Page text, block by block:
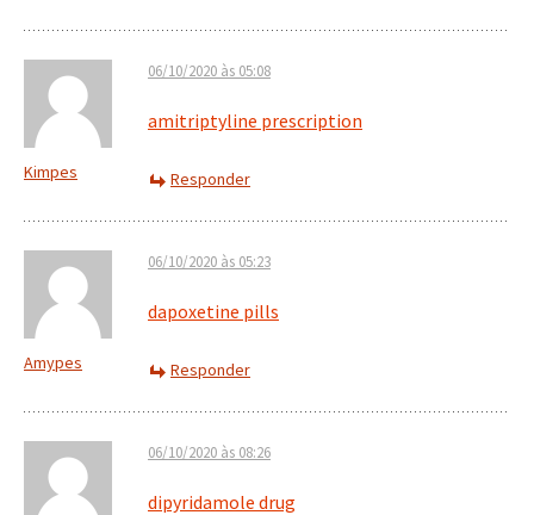
Kimpes
06/10/2020 às 05:08
amitriptyline prescription
Responder
Amypes
06/10/2020 às 05:23
dapoxetine pills
Responder
06/10/2020 às 08:26
dipyridamole drug